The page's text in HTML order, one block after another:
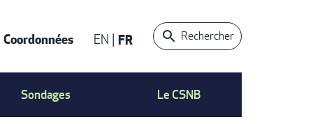
Coordonnées EN FR Rechercher
Sondages Le CSNB